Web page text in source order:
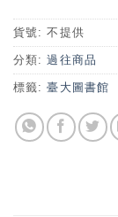
貨號:不提供
分類:過往商品
標籤:臺大圖書館